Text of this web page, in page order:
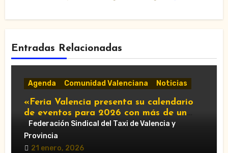
Entradas Relacionadas
Agenda Comunidad Valenciana Noticias
«Feria Valencia presenta su calendario
de eventos para 2026 con más de un
centenar de citas»
Federación Sindical del Taxi de Valencia y
Provincia
21 enero, 2026